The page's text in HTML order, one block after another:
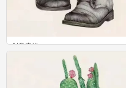
创意素描